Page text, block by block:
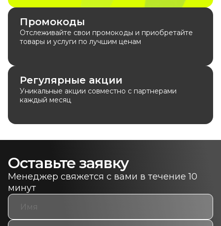
Промокоды
Отслеживайте свои промокоды и приобретайте
товары и услуги по лучшим ценам
Регулярные акции
Уникальные акции совместно с партнерами
каждый месяц
Оставьте заявку
Менеджер свяжется с вами в течение 10
минут